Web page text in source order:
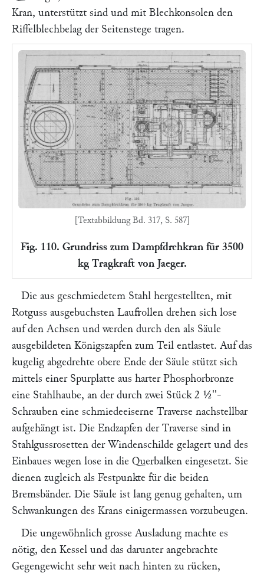
Kran, unterstützt sind und mit Blechkonsolen den
Riffelblechbelag der Seitenstege tragen.
[Textabbildung Bd. 317, S. 587]
Fig. 110. Grundriss zum Dampfdrehkran für 3500
kg Tragkraft von Jaeger.
Die aus geschmiedetem Stahl hergestellten, mit
Rotguss ausgebuchsten Laufrollen drehen sich lose
auf den Achsen und werden durch den als Säule
ausgebildeten Königszapfen zum Teil entlastet. Auf das
kugelig abgedrehte obere Ende der Säule stützt sich
mittels einer Spurplatte aus harter Phosphorbronze
eine Stahlhaube, an der durch zwei Stück 2 ½''-
Schrauben eine schmiedeeiserne Traverse nachstellbar
aufgehängt ist. Die Endzapfen der Traverse sind in
Stahlgussrosetten der Windenschilde gelagert und des
Einbaues wegen lose in die Querbalken eingesetzt. Sie
dienen zugleich als Festpunkte für die beiden
Bremsbänder. Die Säule ist lang genug gehalten, um
Schwankungen des Krans einigermassen vorzubeugen.
Die ungewöhnlich grosse Ausladung machte es
nötig, den Kessel und das darunter angebrachte
Gegengewicht sehr weit nach hinten zu rücken,